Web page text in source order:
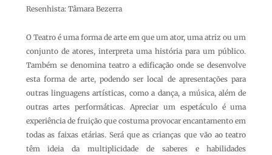
Resenhista: Tâmara Bezerra
O Teatro é uma forma de arte em que um ator, uma atriz ou um
conjunto de atores, interpreta uma história para um público.
Também se denomina teatro a edificação onde se desenvolve
esta forma de arte, podendo ser local de apresentações para
outras linguagens artísticas, como a dança, a música, além de
outras artes performáticas. Apreciar um espetáculo é uma
experiência de fruição que costuma provocar encantamento em
todas as faixas etárias. Será que as crianças que vão ao teatro
têm ideia da multiplicidade de saberes e habilidades